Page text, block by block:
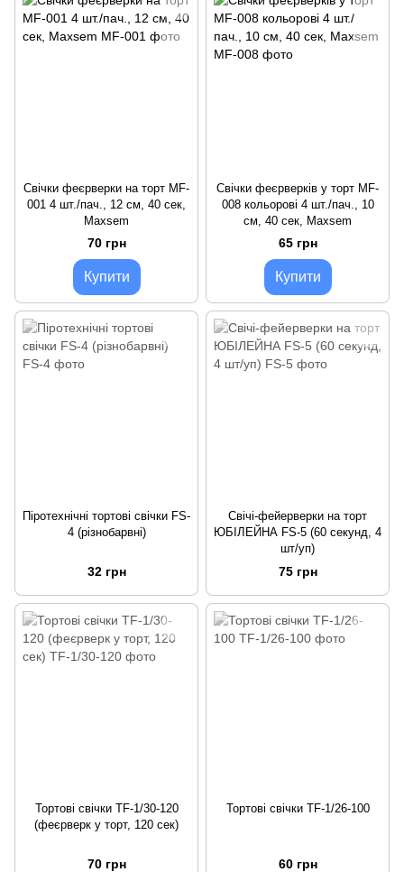
Свічки феєрверки на торт MF-
001 4 шт./пач., 12 см, 40 сек,
Maxsem
70 грн
Купити
Свічки феєрверків у торт MF-
008 кольорові 4 шт./пач., 10
см, 40 сек, Maxsem
65 грн
Купити
Піротехнічні тортові свічки FS-
4 (різнобарвні)
32 грн
Свічі-фейерверки на торт
ЮБІЛЕЙНА FS-5 (60 секунд, 4
шт/уп)
75 грн
Тортові свічки TF-1/30-120
(феєрверк у торт, 120 сек)
70 грн
Тортові свічки TF-1/26-100
60 грн